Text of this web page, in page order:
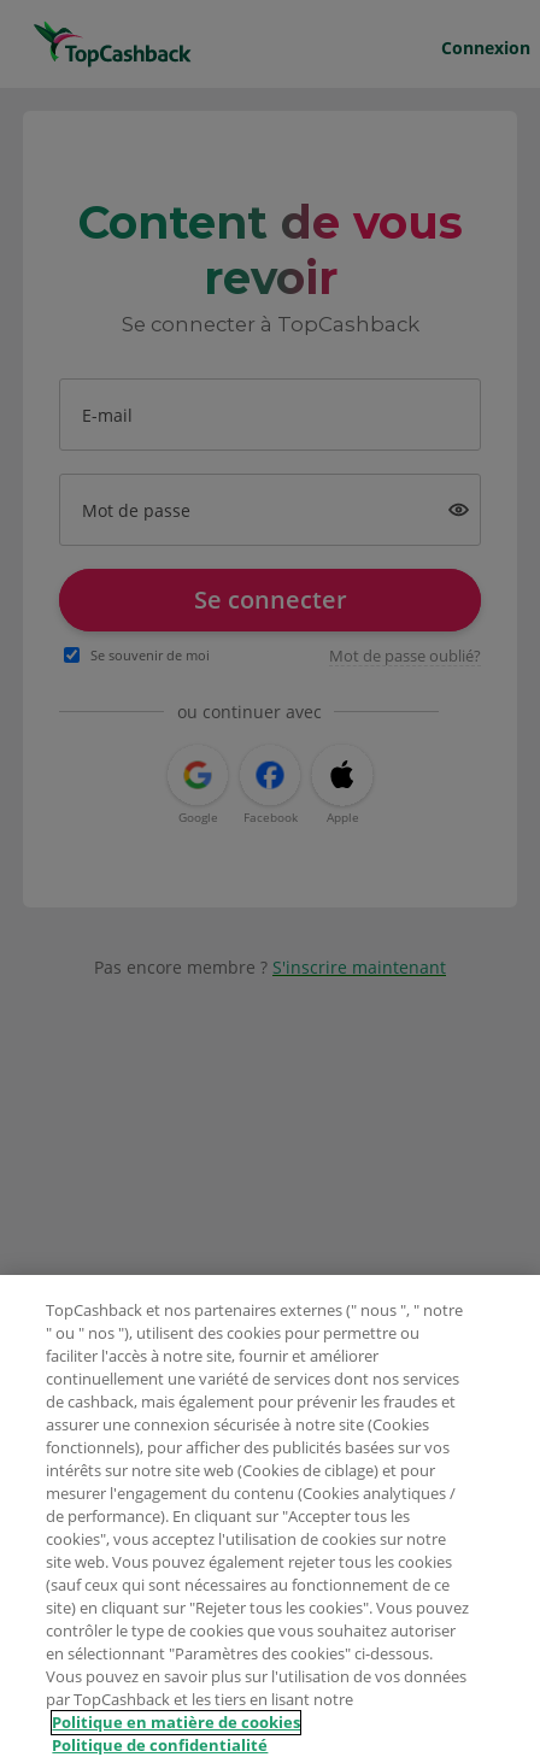
Connexion
Content de vous
revoir
Se connecter à TopCashback
E-mail
Mot de passe
Se connecter
Se souvenir de moi Mot de passe oublié?
ou continuer avec
Google Facebook Apple
Pas encore membre ? S'inscrire maintenant
TopCashback et nos partenaires externes (" nous ", " notre
" ou " nos "), utilisent des cookies pour permettre ou
faciliter l'accès à notre site, fournir et améliorer
continuellement une variété de services dont nos services
de cashback, mais également pour prévenir les fraudes et
assurer une connexion sécurisée à notre site (Cookies
fonctionnels), pour afficher des publicités basées sur vos
intérêts sur notre site web (Cookies de ciblage) et pour
mesurer l'engagement du contenu (Cookies analytiques /
de performance). En cliquant sur "Accepter tous les
cookies", vous acceptez l'utilisation de cookies sur notre
site web. Vous pouvez également rejeter tous les cookies
(sauf ceux qui sont nécessaires au fonctionnement de ce
site) en cliquant sur "Rejeter tous les cookies". Vous pouvez
contrôler le type de cookies que vous souhaitez autoriser
en sélectionnant "Paramètres des cookies" ci-dessous.
Vous pouvez en savoir plus sur l'utilisation de vos données
par TopCashback et les tiers en lisant notre
Politique en matière de cookies
Politique de confidentialité